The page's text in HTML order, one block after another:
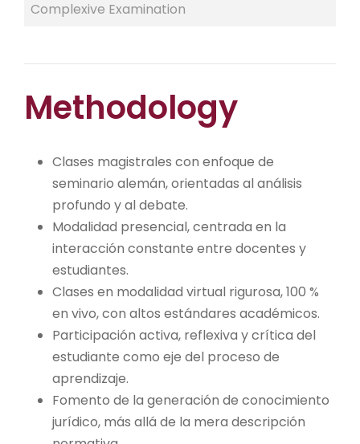
Complexive Examination
Methodology
Clases magistrales con enfoque de
seminario alemán, orientadas al análisis
profundo y al debate.
Modalidad presencial, centrada en la
interacción constante entre docentes y
estudiantes.
Clases en modalidad virtual rigurosa, 100 %
en vivo, con altos estándares académicos.
Participación activa, reflexiva y crítica del
estudiante como eje del proceso de
aprendizaje.
Fomento de la generación de conocimiento
jurídico, más allá de la mera descripción